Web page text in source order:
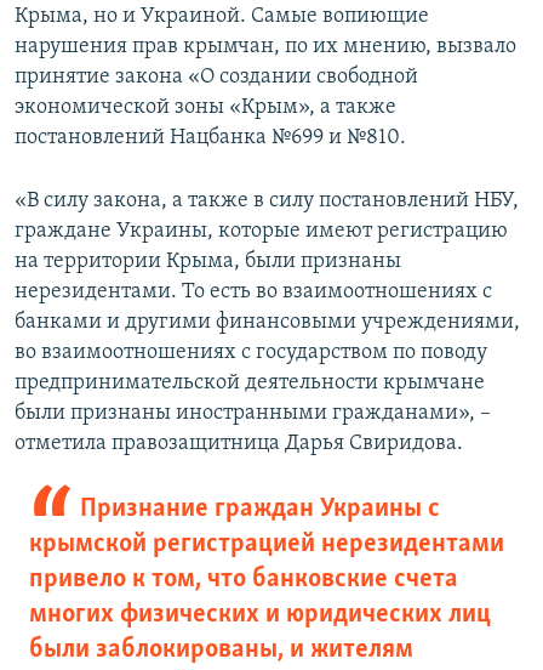
Крыма, но и Украиной. Самые вопиющие
нарушения прав крымчан, по их мнению, вызвало
принятие закона «О создании свободной
экономической зоны «Крым», а также
постановлений Нацбанка №699 и №810.
«В силу закона, а также в силу постановлений НБУ,
граждане Украины, которые имеют регистрацию
на территории Крыма, были признаны
нерезидентами. То есть во взаимоотношениях с
банками и другими финансовыми учреждениями,
во взаимоотношениях с государством по поводу
предпринимательской деятельности крымчане
были признаны иностранными гражданами», –
отметила правозащитница Дарья Свиридова.
Признание граждан Украины с
крымской регистрацией нерезидентами
привело к том, что банковские счета
многих физических и юридических лиц
были заблокированы, и жителям